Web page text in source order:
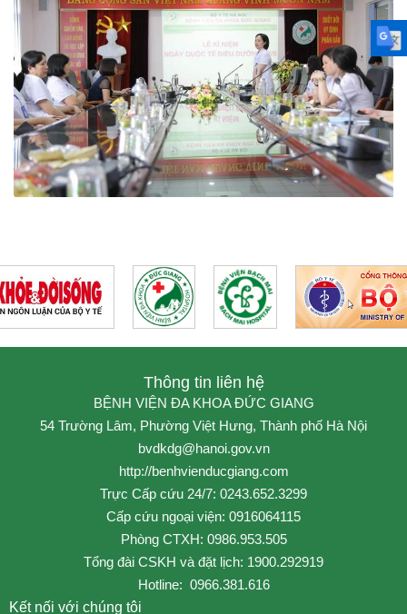
Thông tin liên hệ
BỆNH VIỆN ĐA KHOA ĐỨC GIANG
54 Trường Lâm, Phường Việt Hưng, Thành phố Hà Nội
bvdkdg@hanoi.gov.vn
http://benhvienducgiang.com
Trực Cấp cứu 24/7: 0243.652.3299
Cấp cứu ngoại viện: 0916064115
Phòng CTXH: 0986.953.505
Tổng đài CSKH và đặt lịch: 1900.292919
Hotline: 0966.381.616
Kết nối với chúng tôi